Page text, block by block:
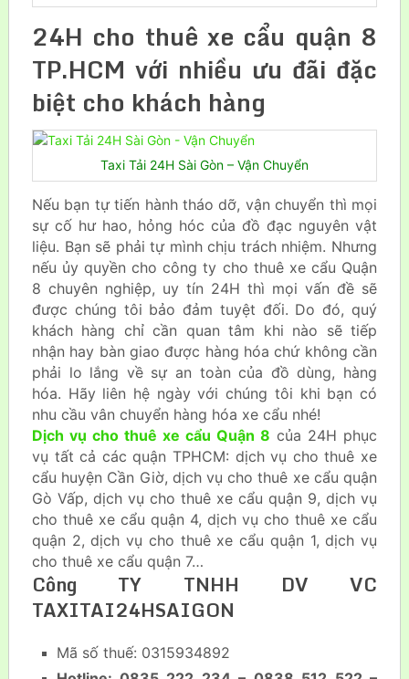
24H cho thuê xe cẩu quận 8
TP.HCM với nhiều ưu đãi đặc
biệt cho khách hàng
Taxi Tải 24H Sài Gòn – Vận Chuyển
Nếu bạn tự tiến hành tháo dỡ, vận chuyển thì mọi
sự cố hư hao, hỏng hóc của đồ đạc nguyên vật
liệu. Bạn sẽ phải tự mình chịu trách nhiệm. Nhưng
nếu ủy quyền cho công ty cho thuê xe cẩu Quận
8 chuyên nghiệp, uy tín 24H thì mọi vấn đề sẽ
được chúng tôi bảo đảm tuyệt đối. Do đó, quý
khách hàng chỉ cần quan tâm khi nào sẽ tiếp
nhận hay bàn giao được hàng hóa chứ không cần
phải lo lắng về sự an toàn của đồ dùng, hàng
hóa. Hãy liên hệ ngày với chúng tôi khi bạn có
nhu cầu vân chuyển hàng hóa xe cẩu nhé!
Dịch vụ cho thuê xe cẩu Quận 8 của 24H phục
vụ tất cả các quận TPHCM: dịch vụ cho thuê xe
cẩu huyện Cần Giờ, dịch vụ cho thuê xe cẩu quận
Gò Vấp, dịch vụ cho thuê xe cẩu quận 9, dịch vụ
cho thuê xe cẩu quận 4, dịch vụ cho thuê xe cẩu
quận 2, dịch vụ cho thuê xe cẩu quận 1, dịch vụ
cho thuê xe cẩu quận 7…
Công TY TNHH DV VC
TAXITAI24HSAIGON
Mã số thuế: 0315934892